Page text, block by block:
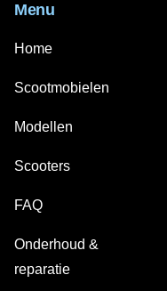
Menu
Home
Scootmobielen
Modellen
Scooters
FAQ
Onderhoud &
reparatie